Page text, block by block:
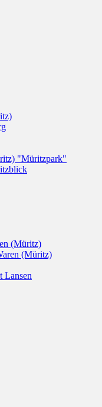
"Müritzpark"
(Müritz)
(Müritz)
Lansen